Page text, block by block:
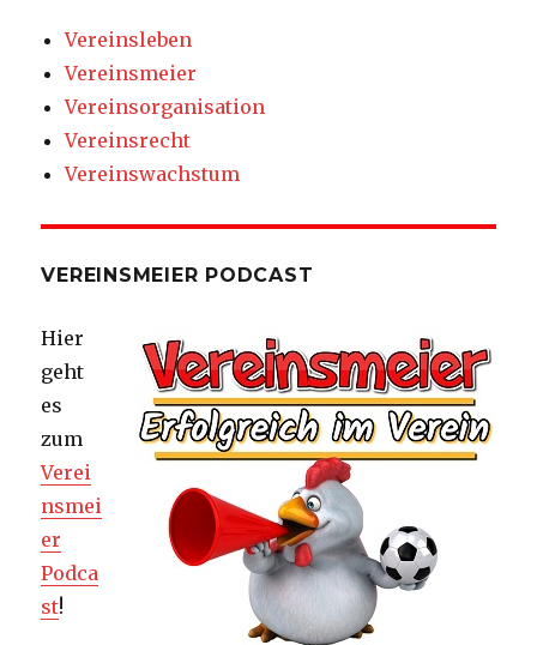
Vereinsleben
Vereinsmeier
Vereinsorganisation
Vereinsrecht
Vereinswachstum
VEREINSMEIER PODCAST
Hier
geht
es
zum
Verei
nsmei
er
Podca
st!